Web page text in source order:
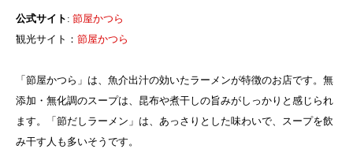
公式サイト : 節屋かつら
観光サイト： 節屋かつら
「節屋かつら」は、魚介出汁の効いたラーメンが特徴のお店です。無
添加・無化調のスープは、昆布や煮干しの旨みがしっかりと感じられ
ます。「節だしラーメン」は、あっさりとした味わいで、スープを飲
み干す人も多いそうです。